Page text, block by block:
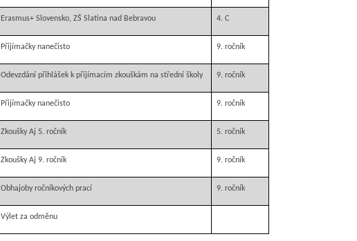
Erasmus+ Slovensko, ZŠ Slatina nad Bebravou 4. C
Přijímačky nanečisto 9. ročník
Odevzdání přihlášek k přijímacím zkouškám na střední školy 9. ročník
Přijímačky nanečisto 9. ročník
Zkoušky Aj 5. ročník 5. ročník
Zkoušky Aj 9. ročník 9. ročník
Obhajoby ročníkových prací 9. ročník
Výlet za odměnu